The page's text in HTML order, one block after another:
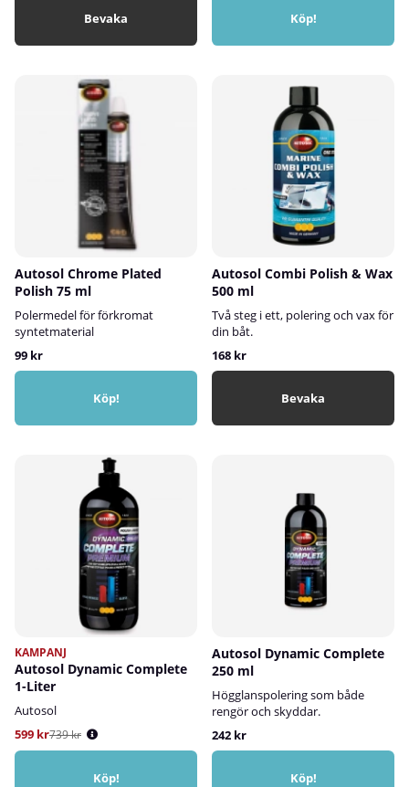
Bevaka Köp!
Autosol Chrome Plated
Polish 75 ml
Polermedel för förkromat
syntetmaterial
99 kr
Köp!
Autosol Combi Polish & Wax
500 ml
Två steg i ett, polering och vax för
din båt.
168 kr
Bevaka
KAMPANJ
Autosol Dynamic Complete
1-Liter
Autosol
599 kr739 kr
Köp!
Autosol Dynamic Complete
250 ml
Högglanspolering som både
rengör och skyddar.
242 kr
Köp!